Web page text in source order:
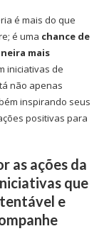
é mais do que
é uma chance de
mais
iniciativas de
não apenas
inspirando seus
positivas para
as ações da
que
e